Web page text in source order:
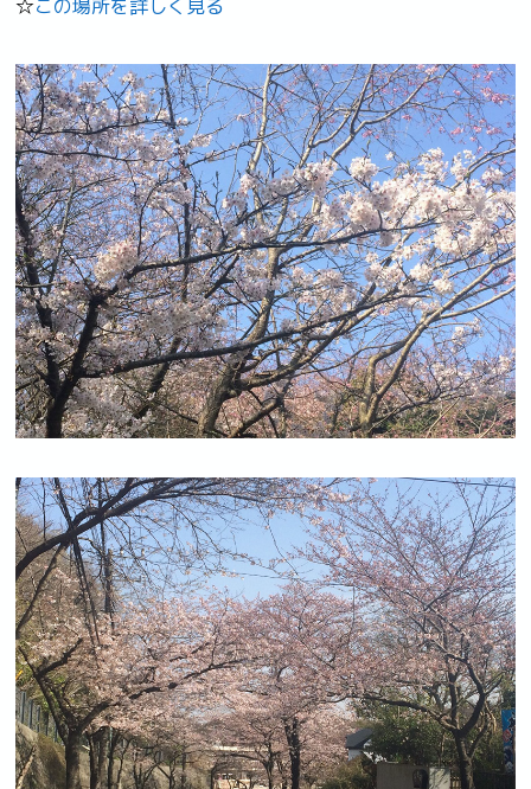
☆この場所を詳しく見る